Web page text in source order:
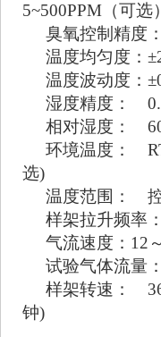
5~500PPM（可选）
温度均匀度：
温度波动度：
湿
相
环境温度：	RT+10～80℃，-10～80℃(可
选)
气流速度：12
试验气体流量
样架转速：	360度旋转样品架(转速1转每分
钟)